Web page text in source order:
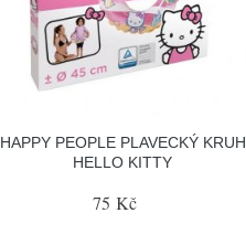
HAPPY PEOPLE PLAVECKÝ KRUH
HELLO KITTY
75 Kč